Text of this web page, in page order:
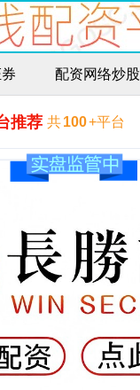
配资网络炒股
推荐 共100+平台